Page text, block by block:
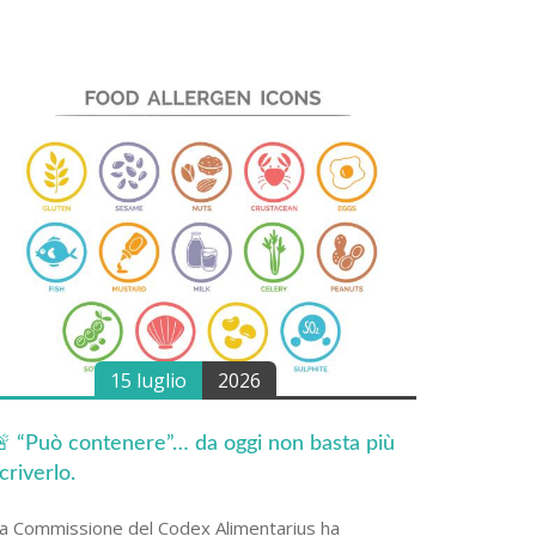
15 luglio 2026
“Può contenere”… da oggi non basta più
Commissione del Codex Alimentarius ha